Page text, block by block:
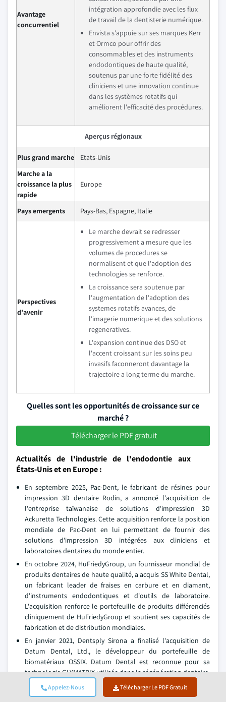
Appelez-Nous Télécharger Le PDF Gratuit
Avantage
concurrentiel
intégration approfondie avec les flux
de travail de la dentisterie numérique.
Envista s'appuie sur ses marques Kerr
et Ormco pour offrir des
consommables et des instruments
endodontiques de haute qualité,
soutenus par une forte fidélité des
cliniciens et une innovation continue
dans les systèmes rotatifs qui
améliorent l'efficacité des procédures.
Aperçus régionaux
Plus grand marche
Etats-Unis
Marche a la
croissance la plus
rapide
Europe
Pays emergents Pays-Bas, Espagne, Italie
Perspectives
d'avenir
Le marche devrait se redresser
progressivement a mesure que les
volumes de procedures se
normalisent et que l'adoption des
technologies se renforce.
La croissance sera soutenue par
l'augmentation de l'adoption des
systemes rotatifs avances, de
l'imagerie numerique et des solutions
regeneratives.
L'expansion continue des DSO et
l'accent croissant sur les soins peu
invasifs faconneront davantage la
trajectoire a long terme du marche.
Quelles sont les opportunités de croissance sur ce
marché ?
Télécharger le PDF gratuit
Actualités de l'industrie de l'endodontie aux
États-Unis et en Europe :
En septembre 2025, Pac-Dent, le fabricant de résines pour
impression 3D dentaire Rodin, a annoncé l'acquisition de
l'entreprise taïwanaise de solutions d'impression 3D
Ackuretta Technologies. Cette acquisition renforce la position
mondiale de Pac-Dent en lui permettant de fournir des
solutions d'impression 3D intégrées aux cliniciens et
laboratoires dentaires du monde entier.
En octobre 2024, HuFriedyGroup, un fournisseur mondial de
produits dentaires de haute qualité, a acquis SS White Dental,
un fabricant leader de fraises en carbure et en diamant,
d'instruments endodontiques et d'outils de laboratoire.
L'acquisition renforce le portefeuille de produits différenciés
cliniquement de HuFriedyGroup et soutient ses capacités de
fabrication et de distribution mondiales.
En janvier 2021, Dentsply Sirona a finalisé l'acquisition de
Datum Dental, Ltd., le développeur du portefeuille de
biomatériaux OSSIX. Datum Dental est reconnue pour sa
technologie GLYMATRIX utilisée dans la régénération dentaire.
L'acquisition intègre des solutions innovantes de
biomatériaux dans le portefeuille de Dentsply Sirona,